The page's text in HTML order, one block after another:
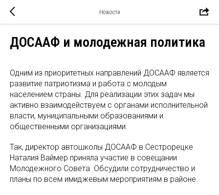
Новости
ДОСААФ и молодежная политика
Одним из приоритетных направлений ДОСААФ является
развитие патриотизма и работа с молодым
населением страны. Для реализации этих задач мы
активно взаимодействуем с органами исполнительной
власти, муниципальными образованиями и
общественными организациями.
Так, директор автошколы ДОСААФ в Сестрорецке
Наталия Ваймер приняла участие в совещании
Молодежного Совета. Обсудили сотрудничество и
планы по всем имиджевым мероприятиям в районе.